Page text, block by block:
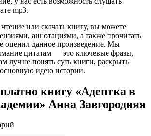
mp3.
или скачать книгу, вы можете
аннотациями, а также прочитать
оценил данное произведение. Мы
цитатам — это ключевые фразы,
лучше понять суть книги, раскрыть
идею истории.
книгу «Адептка в
Анна Завгородняя